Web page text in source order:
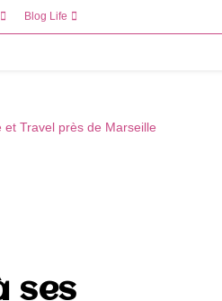
Blog Life
ses